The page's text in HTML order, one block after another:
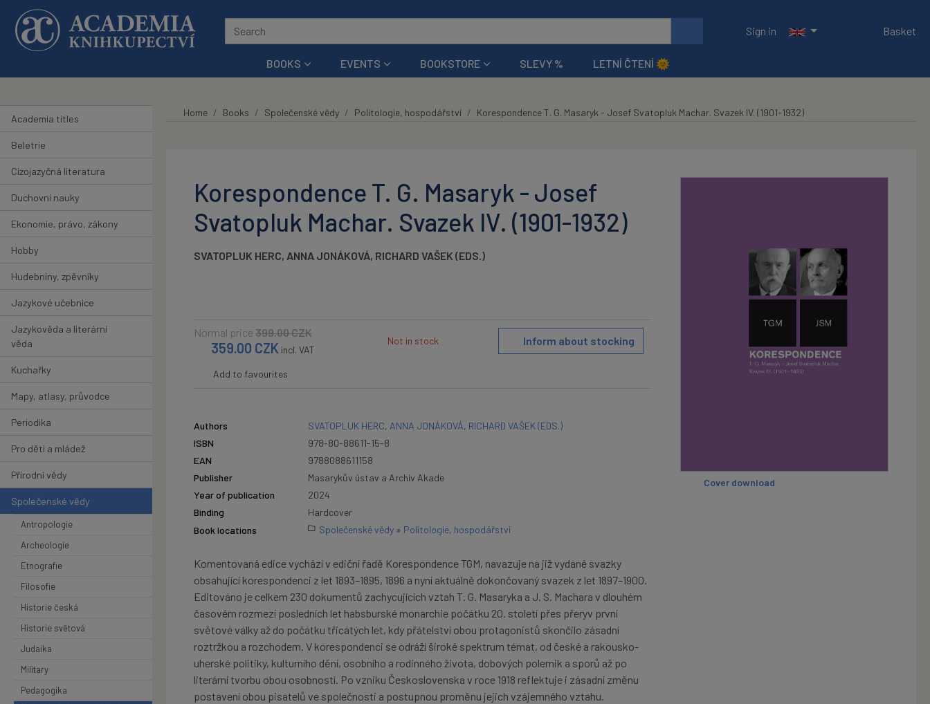
Skip to main content
Sign in
Basket
BOOKS EVENTS BOOKSTORE SLEVY % LETNÍ ČTENÍ 🌞
Academia titles
Beletrie
Cizojazyčná literatura
Duchovní nauky
Ekonomie, právo, zákony
Hobby
Hudebniny, zpěvníky
Jazykové učebnice
Jazykověda a literární
věda
Kuchařky
Mapy, atlasy, průvodce
Periodika
Pro děti a mládež
Přírodní vědy
Společenské vědy
Antropologie
Archeologie
Etnografie
Filosofie
Historie česká
Historie světová
Judaika
Military
Pedagogika
Home Books Společenské vědy Politologie, hospodářství Korespondence T. G. Masaryk - Josef Svatopluk Machar. Svazek IV. (1901-1932)
Korespondence T. G. Masaryk - Josef
Svatopluk Machar. Svazek IV. (1901-1932)
SVATOPLUK HERC, ANNA JONÁKOVÁ, RICHARD VAŠEK (EDS.)
Normal price 399.00CZK
359.00 CZK incl. VAT
Not in stock Inform about stocking
Add to favourites
Authors SVATOPLUK HERC, ANNA JONÁKOVÁ, RICHARD VAŠEK (EDS.)
ISBN
978-80-88611-15-8
EAN
9788088611158
Publisher
Masarykův ústav a Archiv Akade
Year of publication
2024
Binding
Hardcover
Book locations
Společenské vědy » Politologie, hospodářství
Komentovaná edice vychází v ediční řadě Korespondence TGM, navazuje na již vydané svazky
obsahující korespondenci z let 1893–1895, 1896 a nyní aktuálně dokončovaný svazek z let 1897–1900.
Editováno je celkem 230 dokumentů zachycujících vztah T. G. Masaryka a J. S. Machara v dlouhém
časovém rozmezí posledních let habsburské monarchie počátku 20. století přes přeryv první
světové války až do počátku třicátých let, kdy přátelství obou protagonistů skončilo zásadní
roztržkou a rozchodem. V korespondenci se odráží široké spektrum témat, od české a rakousko-
uherské politiky, kulturního dění, osobního a rodinného života, dobových polemik a sporů až po
literární tvorbu obou osobností. Po vzniku Československa v roce 1918 reflektuje i zásadní změnu
postavení obou pisatelů ve společnosti a postupnou proměnu jejich vzájemného vztahu.
Cover download